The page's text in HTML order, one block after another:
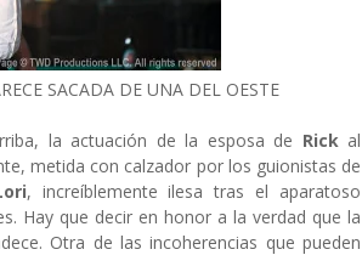
SACADA DE UNA DEL OESTE
la actuación de la esposa de Rickal
metida con calzador por los guionistas de
, increíblemente ilesa tras el aparatoso
Hay que decir en honor a la verdad que la
Otra de las incoherencias que pueden